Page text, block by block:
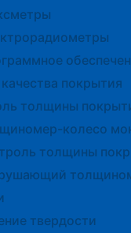
покрытия
толщины
колесо
толщины
твердости